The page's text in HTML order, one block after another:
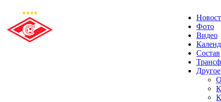
Фото
Видео
Состав
Другое